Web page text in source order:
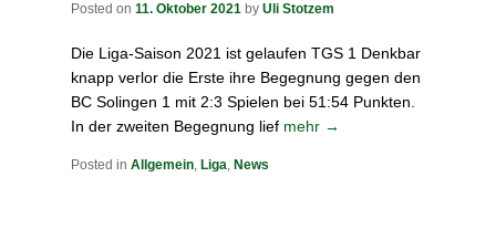
Posted on 11. Oktober 2021 by Uli Stotzem
Die Liga-Saison 2021 ist gelaufen TGS 1 Denkbar
knapp verlor die Erste ihre Begegnung gegen den
BC Solingen 1 mit 2:3 Spielen bei 51:54 Punkten.
In der zweiten Begegnung lief mehr →
Posted in Allgemein, Liga, News